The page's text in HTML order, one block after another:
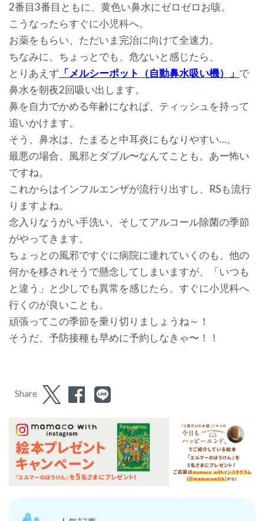
2番目3番目ともに、黄色い鼻水にゼロゼロお咳。
こうなったらすぐに小児科へ。
お薬をもらい、ただいま完治に向けて全速力。
ちなみに、ちょっとでも、危ないと感じたら、
とりあえず 「メルシーポット（自動鼻水吸い機）」 で
鼻水を朝夜2回吸い出します。
鼻を自力でかめる年齢になれば、ティッシュを持って
追いかけます。
そう、鼻水は、たまると中耳炎にもなりやすい…。
最悪の場合、風邪とダブル〜なんてことも。あー怖い
ですね。
これからはインフルエンザが流行り出すし、RSも流行
りますよね。
念入りなうがい手洗い、そしてアルコール除菌の季節
がやってきます。
ちょっとの風邪ですぐに病院に連れていくのも、他の
何かを移されそうで懸念してしまいますが、「いつも
と違う」と少しでも異常を感じたら、すぐに小児科へ
行くのが良いことも。
頑張ってこの季節を乗り切りましょうね～！
そうだ、予防接種も早めに予約しなきゃ〜！！
Share